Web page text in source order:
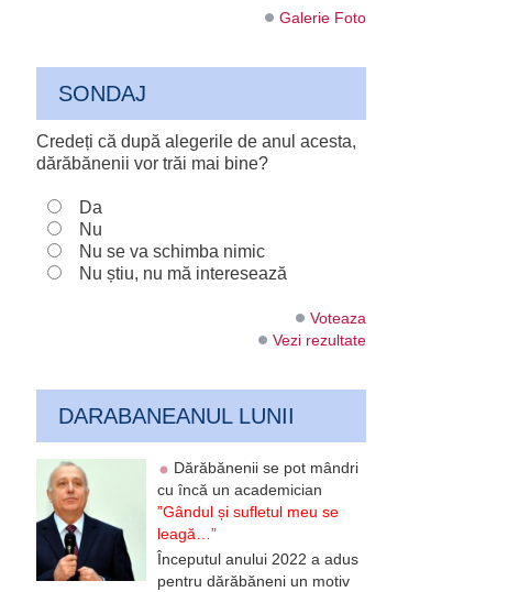
Galerie Foto
SONDAJ
Credeți că după alegerile de anul acesta,
dărăbănenii vor trăi mai bine?
Da
Nu
Nu se va schimba nimic
Nu știu, nu mă interesează
Voteaza
Vezi rezultate
DARABANEANUL LUNII
Dărăbănenii se pot mândri
cu încă un academician
”Gândul și sufletul meu se
leagă…”
Începutul anului 2022 a adus
pentru dărăbăneni un motiv